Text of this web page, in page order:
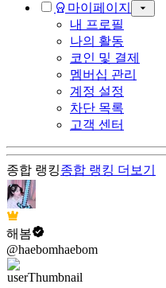
마이페이지
내 프로필
나의 활동
코인 및 결제
멤버십 관리
계정 설정
차단 목록
고객 센터
종합 랭킹종합 랭킹 더보기
해봄
@haebomhaebom